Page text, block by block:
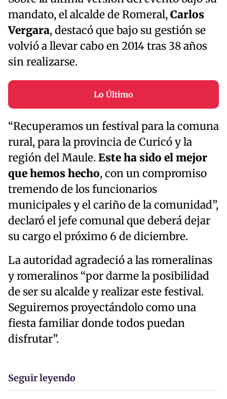
mandato, el alcalde de Romeral,Carlos
Vergara, destacó que bajo su gestión se
volvió a llevar cabo en 2014 tras 38 años
sin realizarse.
Lo Último
“Recuperamos un festival para la comuna
rural, para la provincia de Curicó y la
región del Maule. Este ha sido el mejor
que hemos hecho, con un compromiso
tremendo de los funcionarios
municipales y el cariño de la comunidad”,
declaró el jefe comunal que deberá dejar
su cargo el próximo 6 de diciembre.
La autoridad agradeció a las romeralinas
y romeralinos “por darme la posibilidad
de ser su alcalde y realizar este festival.
Seguiremos proyectándolo como una
fiesta familiar donde todos puedan
disfrutar”.
Seguir leyendo